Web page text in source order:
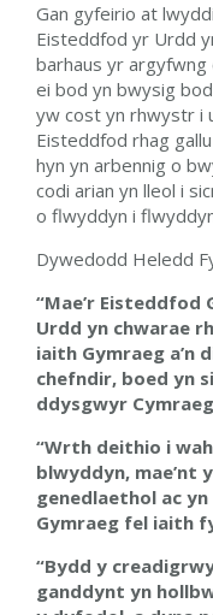
Gan gyfeirio at
Eisteddfod yr Urdd
barhaus yr
ei bod yn bwysig
yw cost yn rhwystr i
Eisteddfod rhag
hyn yn arbennig o
codi arian yn lleol i
o flwyddyn i
Dywedodd Heledd
“Mae’r
Urdd yn chwarae
iaith Gymraeg a’n
chefndir, boed yn
ddysgwyr
“Wrth deithio i
blwyddyn, mae’nt
genedlaethol ac
Gymraeg fel iaith
“Bydd y
ganddynt yn